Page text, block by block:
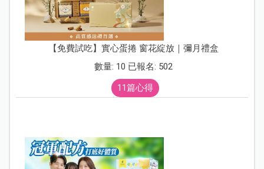
【免費試吃】實心蛋捲 窗花綻放｜彌月禮盒
數量: 10 已報名: 502
11篇心得